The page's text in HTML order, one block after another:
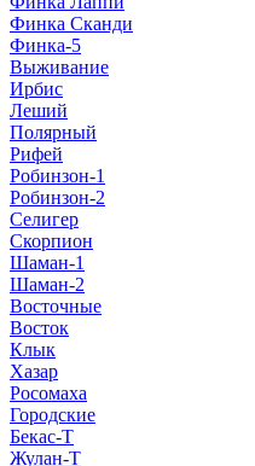
Финка Сканди
Финка-5
Выживание
Ирбис
Леший
Полярный
Рифей
Робинзон-1
Робинзон-2
Селигер
Скорпион
Шаман-1
Шаман-2
Восточные
Восток
Клык
Хазар
Росомаха
Городские
Бекас-Т
Жулан-Т